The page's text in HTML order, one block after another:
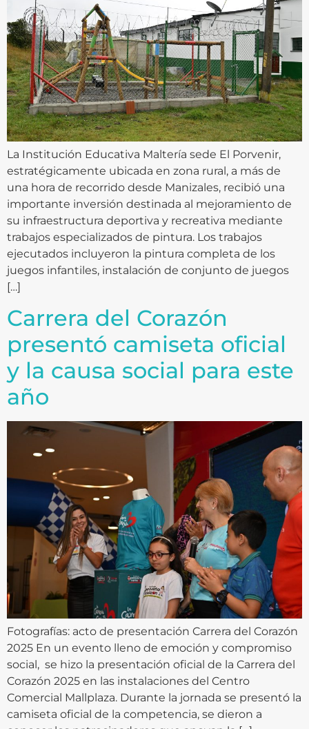
La Institución Educativa Maltería sede El Porvenir,
estratégicamente ubicada en zona rural, a más de
una hora de recorrido desde Manizales, recibió una
importante inversión destinada al mejoramiento de
su infraestructura deportiva y recreativa mediante
trabajos especializados de pintura. Los trabajos
ejecutados incluyeron la pintura completa de los
juegos infantiles, instalación de conjunto de juegos
[…]
Carrera del Corazón
presentó camiseta oficial
y la causa social para este
año
Fotografías: acto de presentación Carrera del Corazón
2025 En un evento lleno de emoción y compromiso
social, se hizo la presentación oficial de la Carrera del
Corazón 2025 en las instalaciones del Centro
Comercial Mallplaza. Durante la jornada se presentó la
camiseta oficial de la competencia, se dieron a